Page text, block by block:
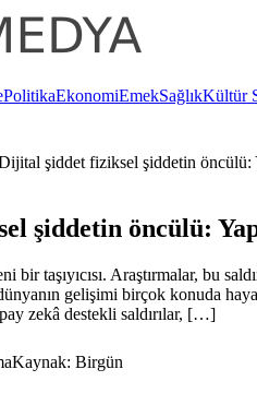
PolitikaEkonomiEmekSağlıkKültür
şiddet fiziksel şiddetin öncülü:
şiddetin öncülü:
bir taşıyıcısı. Araştırmalar, bu
gelişimi birçok konuda
zekâ destekli saldırılar, […]
Kaynak: Birgün